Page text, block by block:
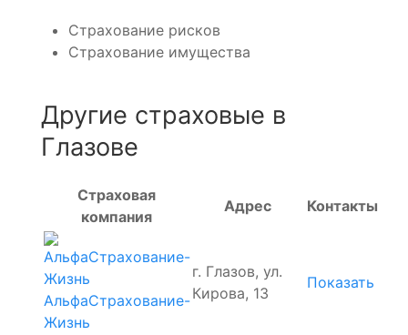
Страхование рисков
Страхование имущества
Другие страховые в
Глазове
Страховая
компания
Адрес Контакты
АльфаСтрахование-
Жизнь
г. Глазов, ул.
Кирова, 13
Показать